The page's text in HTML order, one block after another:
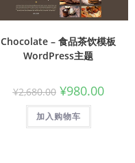
Chocolate – 食品茶饮模板
WordPress主题
¥2,680.00 ¥980.00
加入购物车